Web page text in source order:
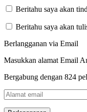
Beritahu saya akan
Beritahu saya akan
Berlangganan via Email
Masukkan alamat Email
Bergabung dengan 824
Alamat
email